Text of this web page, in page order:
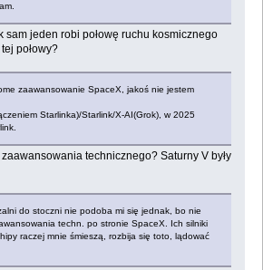
sam jeden robi połowę ruchu kosmicznego
połowy?
zaawansowanie SpaceX, jakoś nie jestem
Starlinka)/Starlink/X-AI(Grok), w 2025
technicznego? Saturny V były
do stoczni nie podoba mi się jednak, bo nie
techn. po stronie SpaceX. Ich silniki
raczej mnie śmieszą, rozbija się toto, lądować